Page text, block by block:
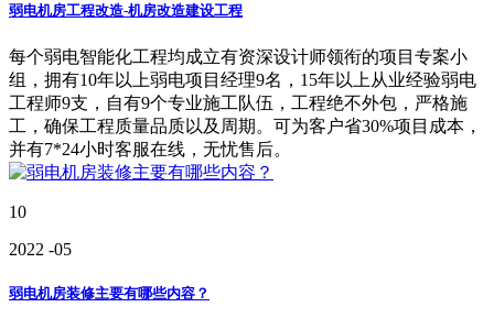
弱电机房工程改造-机房改造建设工程
每个弱电智能化工程均成立有资深设计师领衔的项目专案小
组，拥有10年以上弱电项目经理9名，15年以上从业经验弱电
工程师9支，自有9个专业施工队伍，工程绝不外包，严格施
工，确保工程质量品质以及周期。可为客户省30%项目成本，
并有7*24小时客服在线，无忧售后。
10
2022 -05
弱电机房装修主要有哪些内容？